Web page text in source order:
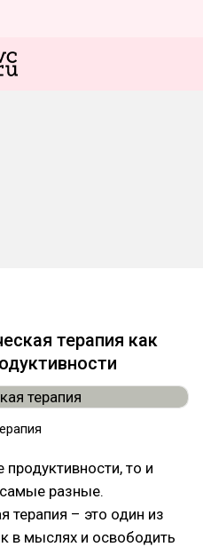
терапия как
то и
разные.
терапия – это один из
в мыслях и освободить